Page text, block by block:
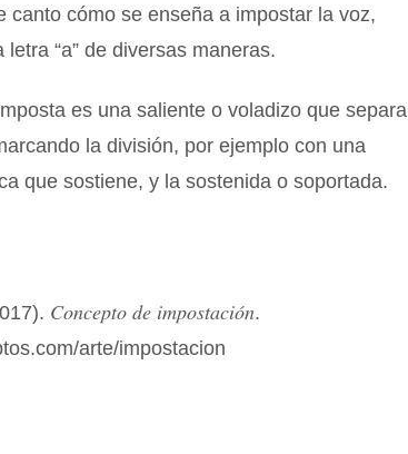
canto cómo se enseña a impostar la voz,
“a” de diversas maneras.
es una saliente o voladizo que separa
la división, por ejemplo con una
que sostiene, y la sostenida o soportada.
Concepto de impostación.
arte/impostacion